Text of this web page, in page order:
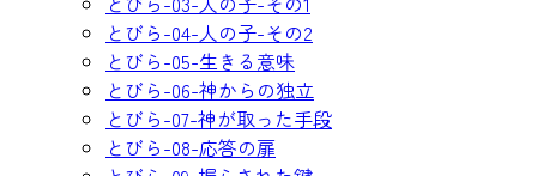
とびら-04-人の子-その2
とびら-05-生きる意味
とびら-06-神からの独立
とびら-07-神が取った手段
とびら-08-応答の扉